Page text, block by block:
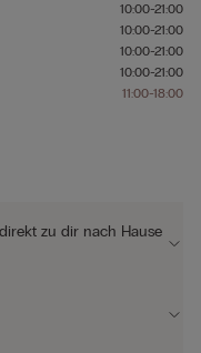
10:00-21:00
10:00-21:00
10:00-21:00
10:00-21:00
11:00-18:00
zu dir nach Hause